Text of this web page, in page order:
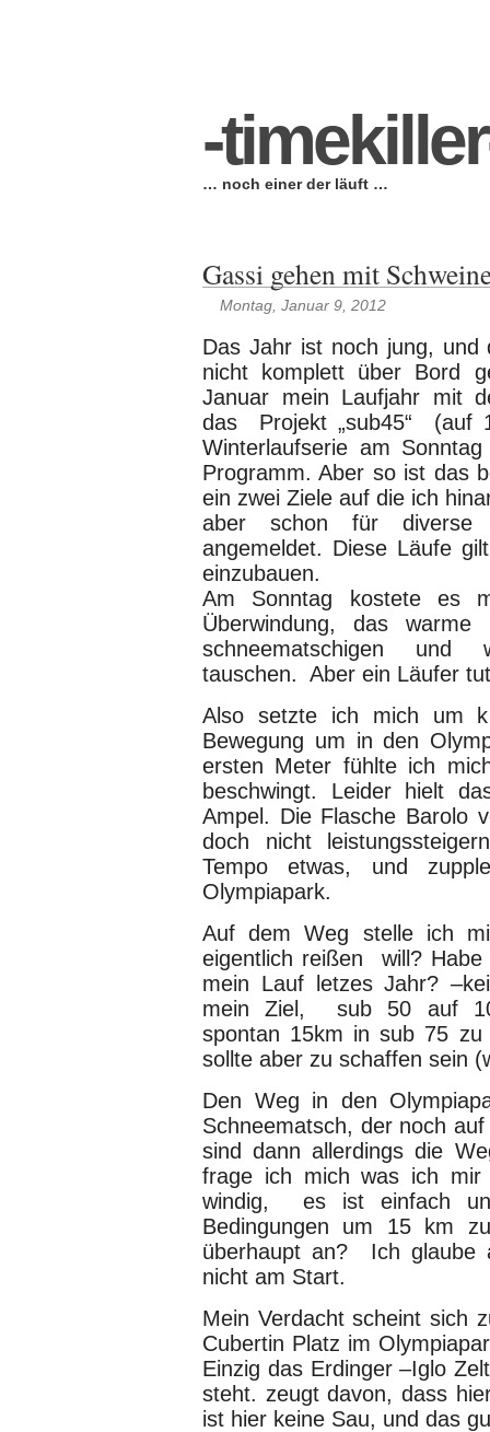
-
… noch einer der läuft …
Gassi gehen mit
Montag, Januar 9, 2012
Das Jahr ist noch jung, und
nicht komplett über Bord
Januar mein Laufjahr mit
das Projekt „sub45“ (auf
Winterlaufserie am
Programm. Aber so ist das
ein zwei Ziele auf die ich
aber schon für diverse
angemeldet. Diese Läufe
einzubauen.
Am Sonntag kostete es
Überwindung, das
schneematschigen und
tauschen. Aber ein Läufer
Also setzte ich mich um
Bewegung um in den
ersten Meter fühlte ich
beschwingt. Leider hielt
Ampel. Die Flasche Barolo
doch nicht
Tempo etwas, und
Olympiapark.
Auf dem Weg stelle ich
eigentlich reißen will?
mein Lauf letzes Jahr?
mein Ziel, sub 50 auf
spontan 15km in sub 75
sollte aber zu schaffen sein
Den Weg in den
Schneematsch, der noch
sind dann allerdings die
frage ich mich was ich
windig, es ist einfach
Bedingungen um 15 km
überhaupt an? Ich glaube
nicht am Start.
Mein Verdacht scheint sich
Cubertin Platz im
Einzig das Erdinger –Iglo
steht. zeugt davon, dass
ist hier keine Sau, und das